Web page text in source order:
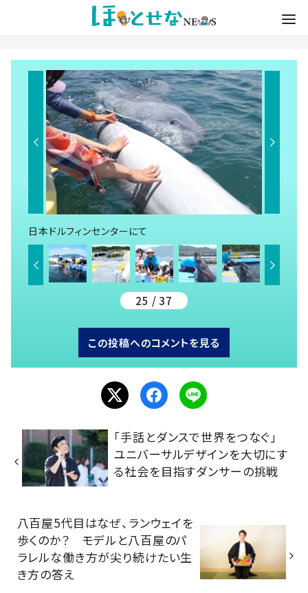
日本ドルフィンセンターにて
25 / 37
この投稿へのコメントを見る
「手話とダンスで世界をつなぐ」
ユニバーサルデザインを大切にす
る社会を目指すダンサーの挑戦
八百屋5代目はなぜ、ランウェイを
歩くのか？ モデルと八百屋のパ
ラレルな働き方が尖り続けたい生
き方の答え